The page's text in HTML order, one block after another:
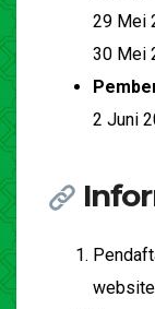
29 Mei
30 Mei
2 Juni